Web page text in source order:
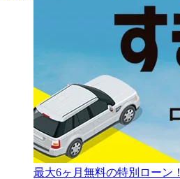
最大6ヶ月無料の特別ローン！